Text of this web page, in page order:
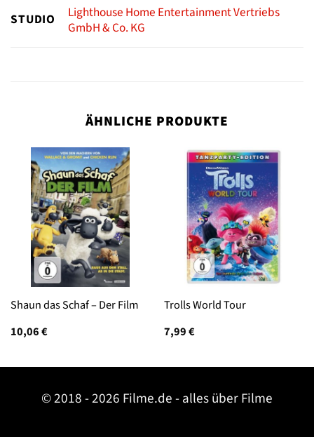
STUDIO
Lighthouse Home Entertainment Vertriebs
GmbH & Co. KG
ÄHNLICHE PRODUKTE
Shaun das Schaf – Der Film
10,06€
Trolls World Tour
7,99€
© 2018 - 2026 Filme.de - alles über Filme